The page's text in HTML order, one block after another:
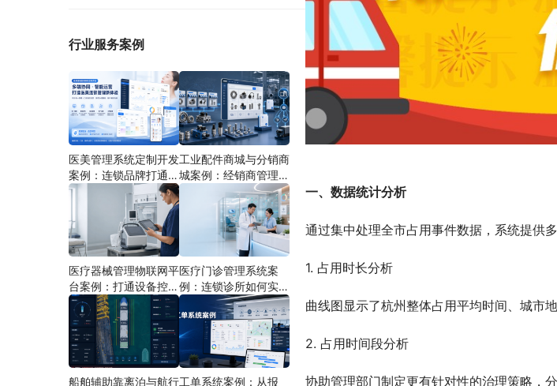
一、数据统计分析
通过集中处理全市占用事件数据，系统提供
1. 占用时长分析
曲线图显示了杭州整体占用平均时间、城市
2. 占用时间段分析
协助管理部门制定更有针对性的治理策略，
行业服务案例
医美管理系统定制开发
案例：连锁品牌打通多
端协同
工业配件商城与分销商
城案例：经销商管理系
统如何分期建设
医疗器械管理物联网平
台案例：打通设备控
制、状态采集与远程运
维
医疗门诊管理系统案
例：连锁诊所如何实现
多门店协同运营
船舶辅助靠离泊与航行工单系统案例：从报